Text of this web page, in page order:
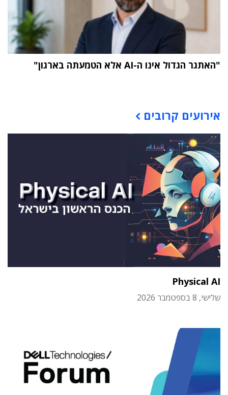
"האתגר הגדול אינו ה-AI אלא הטמעתה בארגון"
אירועים קרובים
Physical AI
שלישי, 8 בספטמבר 2026